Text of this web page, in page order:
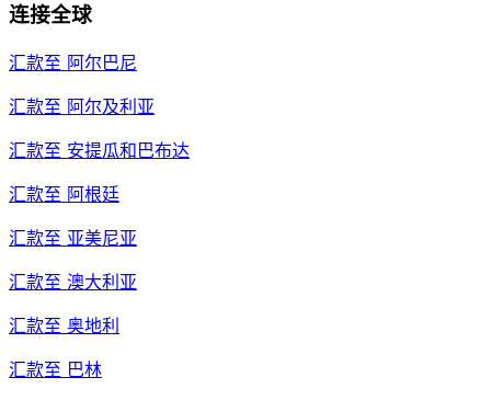
连接全球
汇款至 阿尔巴尼
汇款至 阿尔及利亚
汇款至 安提瓜和巴布达
汇款至 阿根廷
汇款至 亚美尼亚
汇款至 澳大利亚
汇款至 奥地利
汇款至 巴林